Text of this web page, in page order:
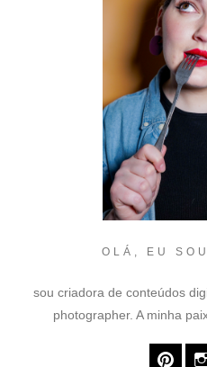
OLÁ, EU
sou criadora de conteúdos
photographer. A minha